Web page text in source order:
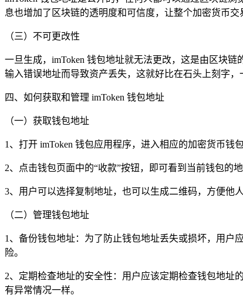
息也增加了区块链的透明度和可信度，让整个加密货币交
（三）不可更改性
一旦生成，imToken 钱包地址就无法更改，这是由区块
输入错误地址而导致资产丢失，这就好比在石头上刻字，
四、如何获取和管理 imToken 钱包地址
（一）获取钱包地址
1、打开 imToken 钱包应用程序，进入相应的加密货币钱包
2、点击钱包页面中的“收款”按钮，即可看到当前钱包的地
3、用户可以选择复制地址，也可以生成二维码，方便他
（二）管理钱包地址
1、备份钱包地址：为了防止钱包地址丢失或损坏，用户
险。
2、定期检查地址的安全性：用户应该定期检查钱包地址
有异常情况一样。